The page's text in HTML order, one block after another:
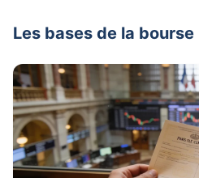
Les bases de la bourse